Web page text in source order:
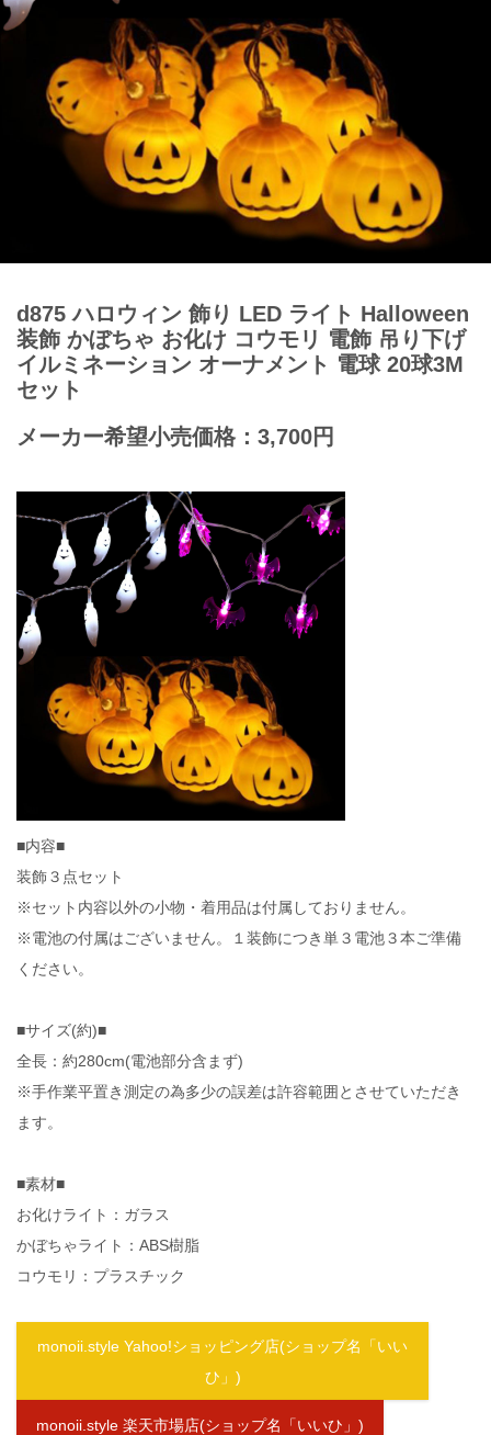
d875 ハロウィン 飾り LED ライト Halloween
装飾 かぼちゃ お化け コウモリ 電飾 吊り下げ
イルミネーション オーナメント 電球 20球3M
セット
メーカー希望小売価格：3,700円
■内容■
装飾３点セット
※セット内容以外の小物・着用品は付属しておりません。
※電池の付属はございません。１装飾につき単３電池３本ご準備
ください。
■サイズ(約)■
全長：約280cm(電池部分含まず)
※手作業平置き測定の為多少の誤差は許容範囲とさせていただき
ます。
■素材■
お化けライト：ガラス
かぼちゃライト：ABS樹脂
コウモリ：プラスチック
monoii.style Yahoo!ショッピング店(ショップ名「いい
ひ」)
monoii.style 楽天市場店(ショップ名「いいひ」)